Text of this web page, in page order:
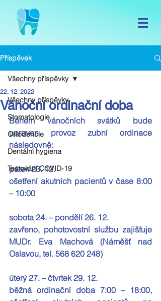
Příspěvek
Všechny příspěvky
Stomatologie
Ortodoncie
Dentální hygiena
Testování COVID-19
Všechny příspěvky
Vánoční ordinační doba
22. 12. 2022
Během vánočních svátků bude
upraven provoz zubní ordinace
následovně:
pátek 23. 12.
ošetření akutních pacientů v čase 8:00
– 10:00
sobota 24. – pondělí 26. 12.
zavřeno, pohotovostní službu zajišťuje
MUDr. Eva Machová (Náměšť nad
Oslavou, tel. 568 620 248)
úterý 27. – čtvrtek 29. 12.
běžná ordinační doba 7:00 – 18:00,